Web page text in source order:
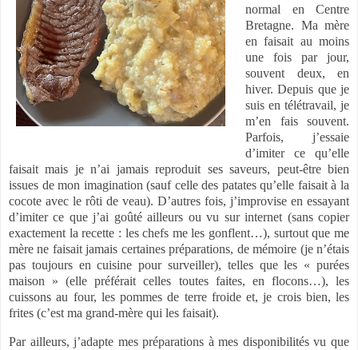
normal en Centre
Bretagne. Ma mère
en faisait au moins
une fois par jour,
souvent deux, en
hiver. Depuis que je
suis en télétravail, je
m’en fais souvent.
Parfois, j’essaie
d’imiter ce qu’elle
faisait mais je n’ai jamais reproduit ses saveurs, peut-être bien
issues de mon imagination (sauf celle des patates qu’elle faisait à la
cocote avec le rôti de veau). D’autres fois, j’improvise en essayant
d’imiter ce que j’ai goûté ailleurs ou vu sur internet (sans copier
exactement la recette : les chefs me les gonflent…), surtout que me
mère ne faisait jamais certaines préparations, de mémoire (je n’étais
pas toujours en cuisine pour surveiller), telles que les « purées
maison » (elle préférait celles toutes faites, en flocons…), les
cuissons au four, les pommes de terre froide et, je crois bien, les
frites (c’est ma grand-mère qui les faisait).
Par ailleurs, j’adapte mes préparations à mes disponibilités vu que